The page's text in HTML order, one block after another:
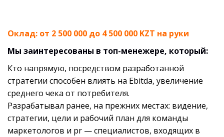
Оклад: от 2 500 000 до 4 500 000 KZT на руки
Мы заинтересованы в топ-менежере, который:
Кто напрямую, посредством разработанной
стратегии способен влиять на Ebitda, увеличение
среднего чека от потребителя.
Разрабатывал ранее, на прежних местах: видение,
стратегии, цели и рабочий план для команды
маркетологов и pr — специалистов, входящих в